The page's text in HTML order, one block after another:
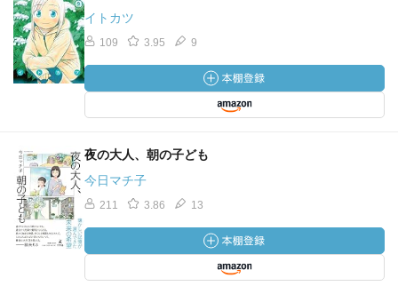
イトカツ
109 3.95 9
夜の大人、朝の子ども
今日マチ子
211 3.86 13